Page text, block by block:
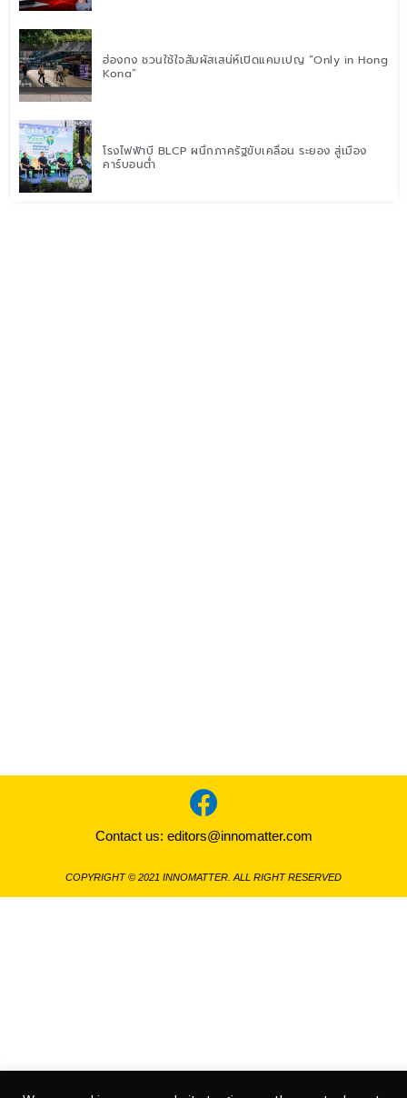
ฮ่องกง ชวนใช้ใจสัมผัสเสน่ห์เปิดแคมเปญ “Only in Hong
Kong”
โรงไฟฟ้าบี BLCP ผนึกภาครัฐขับเคลื่อน ระยอง สู่เมือง
คาร์บอนต่ำ
Contact us: editors@innomatter.com
COPYRIGHT © 2021 INNOMATTER. ALL RIGHT RESERVED